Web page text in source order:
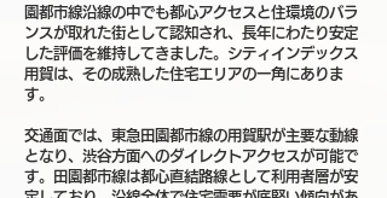
園都市線沿線の中でも都心アクセスと住環境のバラ
ンスが取れた街として認知され、長年にわたり安定
した評価を維持してきました。シティインデックス
用賀は、その成熟した住宅エリアの一角にありま
す。
交通面では、東急田園都市線の用賀駅が主要な動線
となり、渋谷方面へのダイレクトアクセスが可能で
す。田園都市線は都心直結路線として利用者層が安